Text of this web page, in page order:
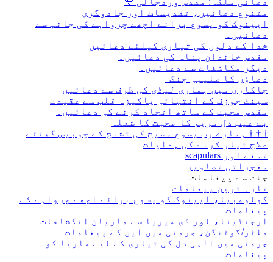
متنوع دعائیں، تقدیسات اور جادوگری
ایینوک کو یسوع برائے اچھے چرواہے کی جانب سے
دعائیں۔
خدا کے دلوں کی تیاری کیلئے دعائیں
مقدس خاندان پناہ کی دعائیں۔
دیگر مکاشفات سے دعائیں۔
دعاؤں کا صلیبی جنگ
جاکاری میں ہماری لیڈی کی طرف سے دعائیں
سینٹ جوزف کے انتہائی پاکیزہ قلب سے عقیدت
مقدس محبت کے ساتھ اتحاد کرنے کی دعائیں۔
بے عیب دل مریم کا محبت کا شعلہ
†
†
† ہمارے رب یسوع مسیح کی تشنج کے چوبیس گھنٹے
علاج تیار کرنے کی ہدایات
تمغے اور scapulars
معجزاتی تصاویر
جنت سے پیغامات
تازہ ترین پیغامات
کولومبیا، ایینوک کو یسوع برائے اچھے چرواہے کے
پیغامات
ارجنٹینا، لوز ڈی میریا سے ماریان انکشافات
ملٹز/گوٹنگن، جرمنی میں این کے پیغامات
جرمنی میں الہی دل کی تیاری کے لیے ماریا کو
پیغامات